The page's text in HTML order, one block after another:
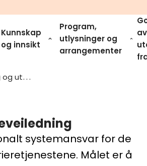
Kunnskap
og innsikt
Program,
utlysninger og
arrangementer
av
Karriereveiledning og utdanningsvalg
systemansvar for de
Målet er å